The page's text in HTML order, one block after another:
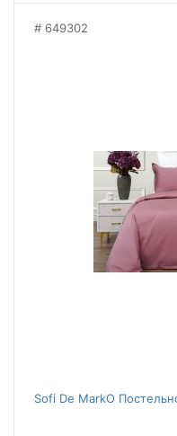
649302
Sofi De MarkO